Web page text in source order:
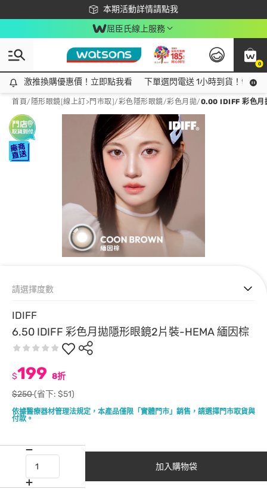
本期活動詳情請點我
下載app最高回饋$350
屈臣氏線上服務
0
激推換購優惠價！立即點我看
激推換購優惠價！立即點我看 下單選閃電送 1小時到貨！領神
首頁/ 隱形眼鏡[線上訂>門市取]/彩色隱形眼鏡/彩色月拋/0.00 IDIFF 彩色月
IDIFF
6.50 IDIFF 彩色月拋隱形眼鏡2片裝-HEMA 緬因棕
依據醫療器材管理法規定，本產品僅限「實體門市」銷售，請選擇門市取貨與
付款。
$199 8折
$250(省下: $51)
請選擇度數
加入購物袋